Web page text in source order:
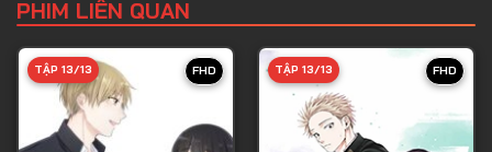
Tập 6
Tập 7
Tập 9
PHIM LIÊN QUAN
FHD
TẬP 13/13 FHD
TẬP 13/13